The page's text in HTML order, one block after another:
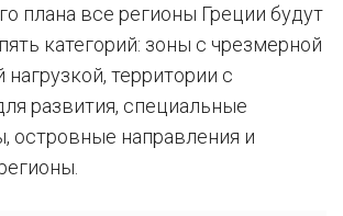
плана все регионы Греции будут
категорий: зоны с чрезмерной
нагрузкой, территории с
развития, специальные
островные направления и